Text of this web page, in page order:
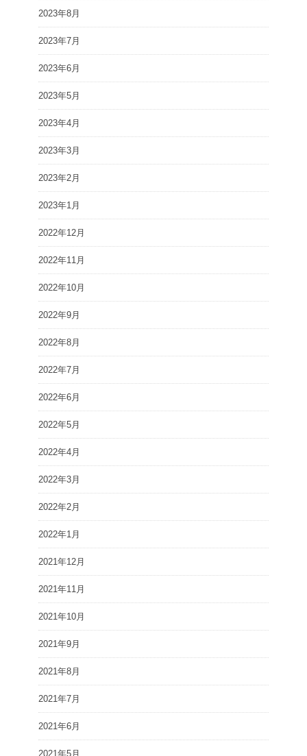
2023年8月
2023年7月
2023年6月
2023年5月
2023年4月
2023年3月
2023年2月
2023年1月
2022年12月
2022年11月
2022年10月
2022年9月
2022年8月
2022年7月
2022年6月
2022年5月
2022年4月
2022年3月
2022年2月
2022年1月
2021年12月
2021年11月
2021年10月
2021年9月
2021年8月
2021年7月
2021年6月
2021年5月